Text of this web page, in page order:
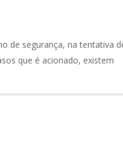
de segurança, na tentativa
que é acionado, existem